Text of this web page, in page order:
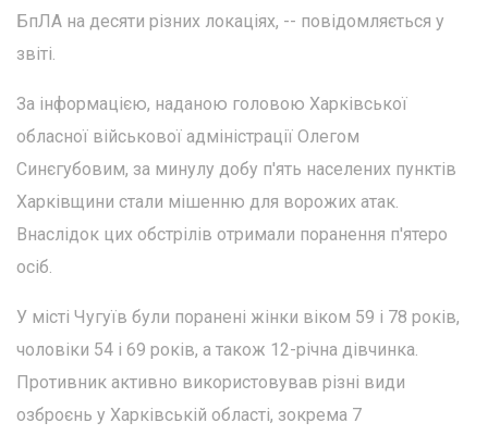
БпЛА на десяти різних локаціях, -- повідомляється у
звіті.
За інформацією, наданою головою Харківської
обласної військової адміністрації Олегом
Синєгубовим, за минулу добу п'ять населених пунктів
Харківщини стали мішенню для ворожих атак.
Внаслідок цих обстрілів отримали поранення п'ятеро
осіб.
У місті Чугуїв були поранені жінки віком 59 і 78 років,
чоловіки 54 і 69 років, а також 12-річна дівчинка.
Противник активно використовував різні види
озброєнь у Харківській області, зокрема 7